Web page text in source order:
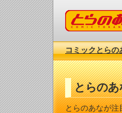
コミックとらの
コミックとらの
とらの
とらのあなが